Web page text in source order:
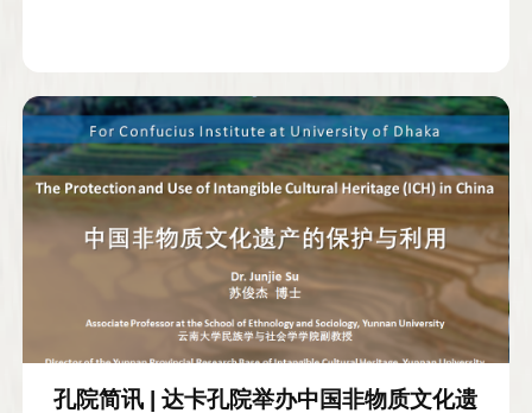
孔院简讯 | 达卡孔院举办中国非物质文化遗